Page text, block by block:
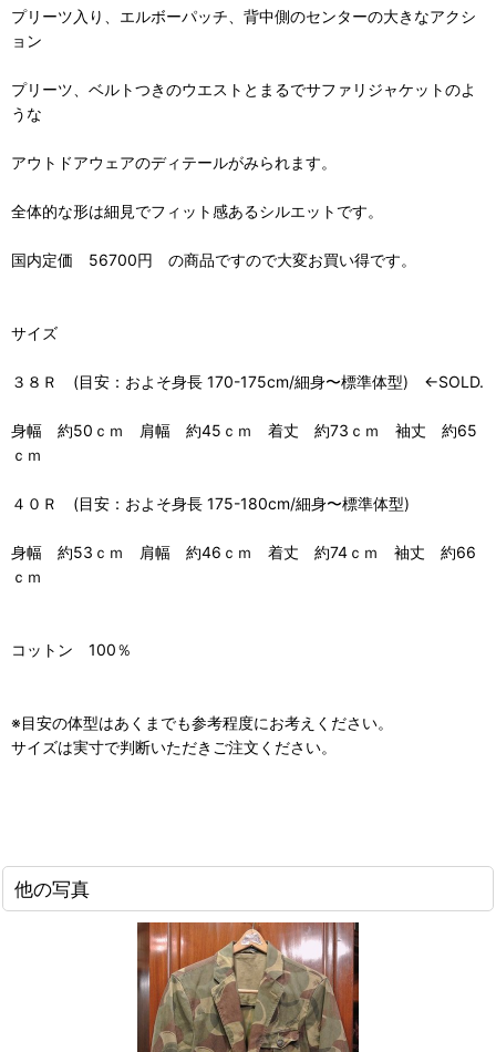
プリーツ入り、エルボーパッチ、背中側のセンターの大きなアクシ
ョン
プリーツ、ベルトつきのウエストとまるでサファリジャケットのよ
うな
アウトドアウェアのディテールがみられます。
全体的な形は細見でフィット感あるシルエットです。
国内定価 56700円 の商品ですので大変お買い得です。
サイズ
３８Ｒ (目安：およそ身長 170-175cm/細身〜標準体型) ←SOLD.
身幅 約50ｃｍ 肩幅 約45ｃｍ 着丈 約73ｃｍ 袖丈 約65
ｃｍ
４０Ｒ (目安：およそ身長 175-180cm/細身〜標準体型)
身幅 約53ｃｍ 肩幅 約46ｃｍ 着丈 約74ｃｍ 袖丈 約66
ｃｍ
コットン 100％
※目安の体型はあくまでも参考程度にお考えください。
サイズは実寸で判断いただきご注文ください。
他の写真